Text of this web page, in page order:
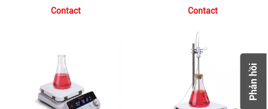
Contact Contact
Phản hồi